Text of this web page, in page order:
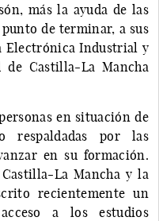
más la ayuda de las
de terminar, a sus
Electrónica Industrial y
Castilla-La Mancha
en situación de
respaldadas por las
en su formación.
La Mancha y la
recientemente un
a los estudios